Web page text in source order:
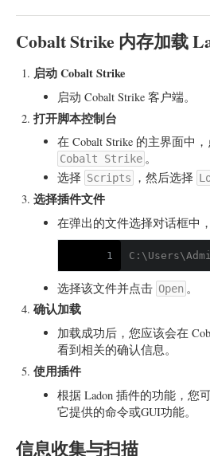
Cobalt Strike 内存加载
启动 Cobalt Strike
启动 Cobalt Strike 客户端。
打开脚本控制台
在 Cobalt Strike 的主界面中
Cobalt Strike 。
选择 Scripts ，然后选择
选择插件文件
在弹出的文件选择对话框中
1
选择该文件并点击 Open 。
确认加载
加载成功后，您应该会在
看到相关的确认信息。
使用插件
根据 Ladon 插件的功能，您
它提供的命令或GUI功能。
信息收集与扫描